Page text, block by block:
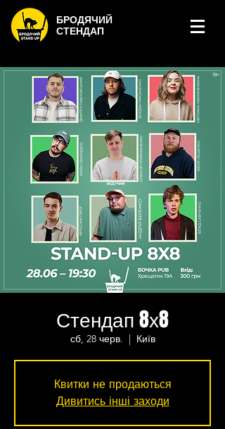
БРОДЯЧИЙ
СТЕНДАП
Стендап 8х8
сб, 28 черв.
  |
Київ
Квитки не продаються
Дивитись інші заходи